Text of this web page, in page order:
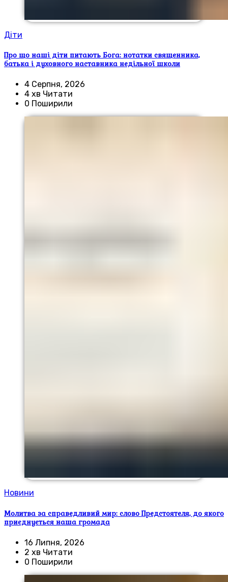
Діти
Про що наші діти питають Бога: нотатки священника,
батька і духовного наставника недільної школи
4 Серпня, 2026
4 хв Читати
0 Поширили
Новини
Молитва за справедливий мир: слово Предстоятеля, до якого
приєднується наша громада
16 Липня, 2026
2 хв Читати
0 Поширили